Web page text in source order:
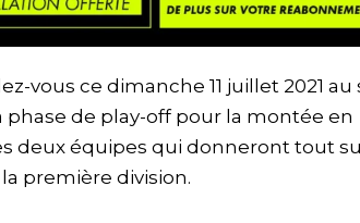
vous ce dimanche 11 juillet 2021 au
de play-off pour la montée en
deux équipes qui donneront tout
première division.